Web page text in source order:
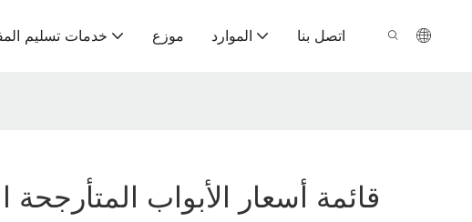
خدمات تسليم موزع الموارد اتصل بنا
قائمة أسعار الأبواب المتأرجحة